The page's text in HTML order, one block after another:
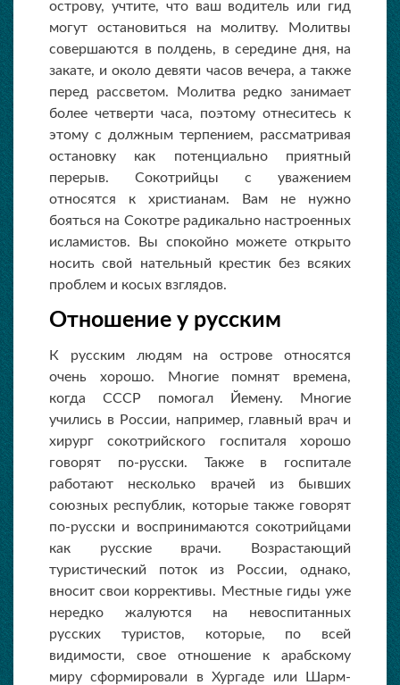
острову, учтите, что ваш водитель или гид
могут остановиться на молитву. Молитвы
совершаются в полдень, в середине дня, на
закате, и около девяти часов вечера, а также
перед рассветом. Молитва редко занимает
более четверти часа, поэтому отнеситесь к
этому с должным терпением, рассматривая
остановку как потенциально приятный
перерыв. Сокотрийцы с уважением
относятся к христианам. Вам не нужно
бояться на Сокотре радикально настроенных
исламистов. Вы спокойно можете открыто
носить свой нательный крестик без всяких
проблем и косых взглядов.
Отношение у русским
К русским людям на острове относятся
очень хорошо. Многие помнят времена,
когда СССР помогал Йемену. Многие
учились в России, например, главный врач и
хирург сокотрийского госпиталя хорошо
говорят по-русски. Также в госпитале
работают несколько врачей из бывших
союзных республик, которые также говорят
по-русски и воспринимаются сокотрийцами
как русские врачи. Возрастающий
туристический поток из России, однако,
вносит свои коррективы. Местные гиды уже
нередко жалуются на невоспитанных
русских туристов, которые, по всей
видимости, свое отношение к арабскому
миру сформировали в Хургаде или Шарм-